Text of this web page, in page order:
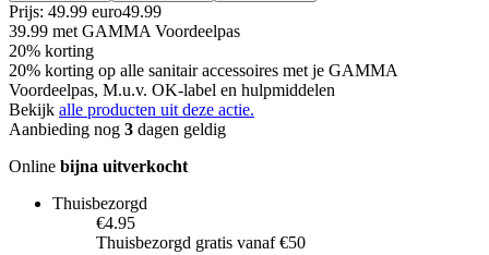
Prijs: 49.99 euro49.99
39.99 met GAMMA Voordeelpas
20% korting
20% korting op alle sanitair accessoires met je GAMMA
Voordeelpas, M.u.v. OK-label en hulpmiddelen
Bekijk alle producten uit deze actie.
Aanbieding nog 3 dagen geldig
Online bijna uitverkocht
Thuisbezorgd
€4.95
Thuisbezorgd gratis vanaf €50